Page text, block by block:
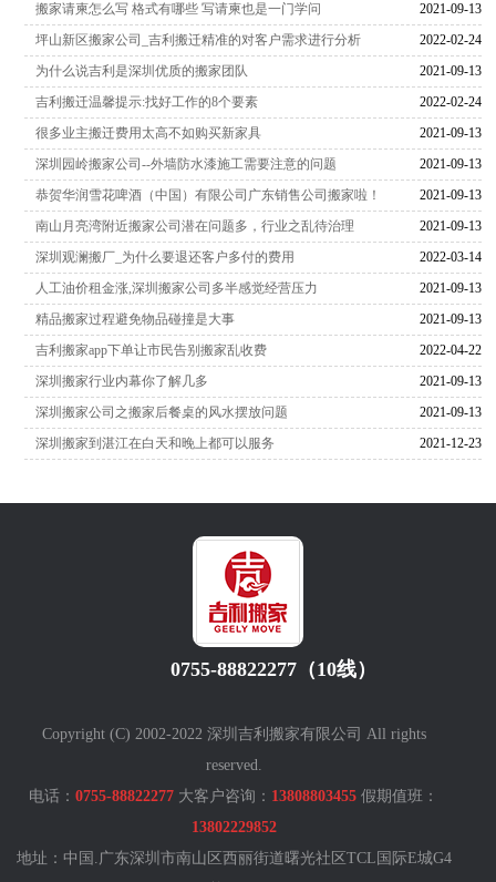
2021-09-13
搬家请柬怎么写 格式有哪些 写请柬也是一门学问
2022-02-24
坪山新区搬家公司_吉利搬迁精准的对客户需求进行分析
2021-09-13
为什么说吉利是深圳优质的搬家团队
2022-02-24
吉利搬迁温馨提示:找好工作的8个要素
2021-09-13
很多业主搬迁费用太高不如购买新家具
2021-09-13
深圳园岭搬家公司--外墙防水漆施工需要注意的问题
2021-09-13
恭贺华润雪花啤酒（中国）有限公司广东销售公司搬家啦！
2021-09-13
南山月亮湾附近搬家公司潜在问题多，行业之乱待治理
2022-03-14
深圳观澜搬厂_为什么要退还客户多付的费用
2021-09-13
人工油价租金涨,深圳搬家公司多半感觉经营压力
2021-09-13
精品搬家过程避免物品碰撞是大事
2022-04-22
吉利搬家app下单让市民告别搬家乱收费
2021-09-13
深圳搬家行业内幕你了解几多
2021-09-13
深圳搬家公司之搬家后餐桌的风水摆放问题
2021-12-23
深圳搬家到湛江在白天和晚上都可以服务
0755-88822277（10线）
Copyright (C) 2002-2022 深圳吉利搬家有限公司 All rights
reserved.
电话：0755-88822277 大客户咨询： 13808803455 假期值班：
13802229852
地址：中国.广东深圳市南山区西丽街道曙光社区TCL国际E城G4